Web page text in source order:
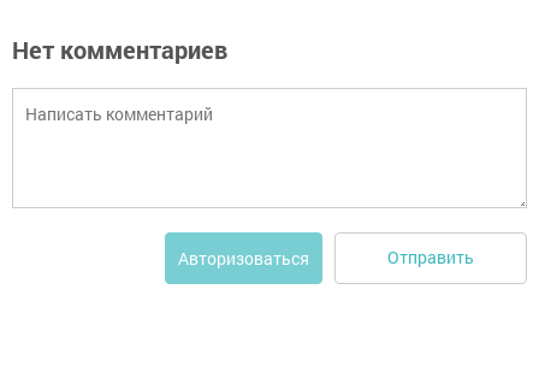
Нет комментариев
Авторизоваться Отправить